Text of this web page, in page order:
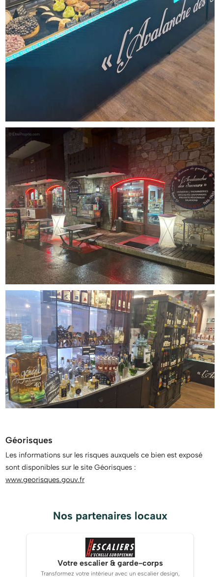
Géorisques
Les informations sur les risques auxquels ce bien est exposé
sont disponibles sur le site Géorisques :
www.georisques.gouv.fr
Nos partenaires locaux
Votre escalier & garde-corps
Transformez votre intérieur avec un escalier design,